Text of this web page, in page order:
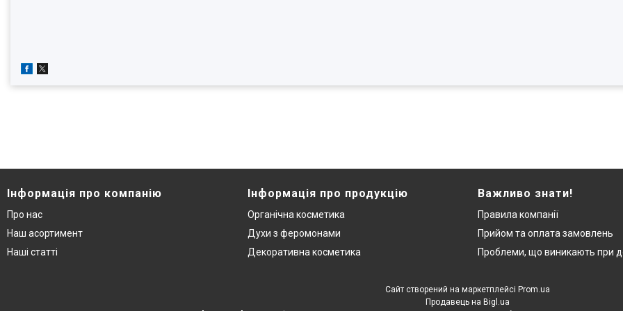
Інформація про компанію
Про нас
Наш асортимент
Наші статті
Інформація про продукцію
Органічна косметика
Духи з феромонами
Декоративна косметика
Важливо знати!
Правила компанії
Прийом та оплата замовлень
Проблеми, що виникають при
Сайт створений на маркетплейсі Prom.ua
Продавець на Bigl.ua